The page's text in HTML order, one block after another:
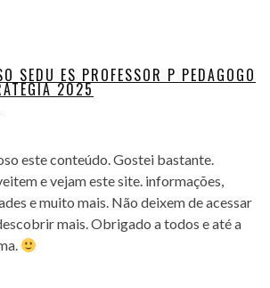
SEDU ES PROFESSOR P PEDAGOGO
2025
este conteúdo. Gostei bastante.
e vejam este site. informações,
e muito mais. Não deixem de acessar
mais. Obrigado a todos e até a